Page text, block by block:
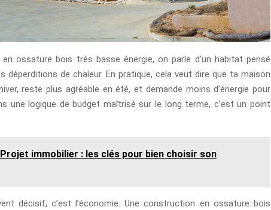
ossature bois très basse énergie, on parle d’un habitat pensé
déperditions de chaleur. En pratique, cela veut dire que ta maison
reste plus agréable en été, et demande moins d’énergie pour
une logique de budget maîtrisé sur le long terme, c’est un point
Projet immobilier : les clés pour bien choisir son
décisif, c’est l’économie. Une construction en ossature bois